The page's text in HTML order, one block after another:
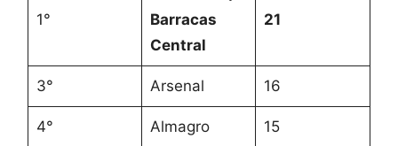
1°
Barracas
Central
21
3° Arsenal 16
4° Almagro 15